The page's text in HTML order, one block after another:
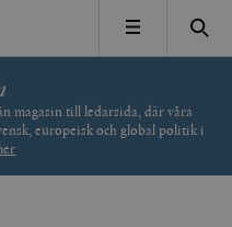
MENY
magasin till ledarsida, där våra
europeisk och global politik i